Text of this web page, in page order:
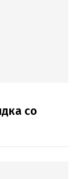
со